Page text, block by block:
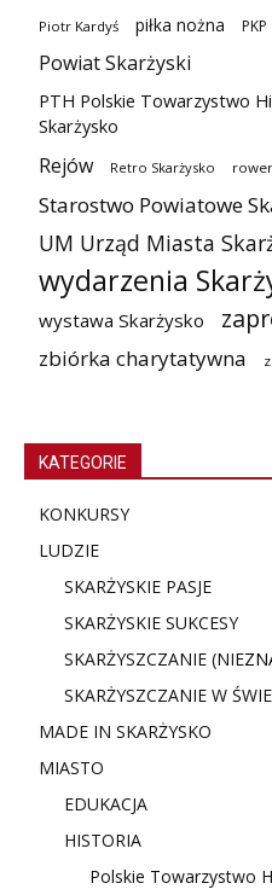
Piotr Kardyś piłka nożna PKP
Powiat Skarżyski
PTH Polskie Towarzystwo
Skarżysko
Rejów Retro Skarżysko
Starostwo Powiatowe
UM Urząd Miasta
wydarzenia
wystawa Skarżysko
zbiórka charytatywna
KATEGORIE
KONKURSY
LUDZIE
SKARŻYSKIE PASJE
SKARŻYSKIE SUKCESY
SKARŻYSZCZANIE (NIE
SKARŻYSZCZANIE W
MADE IN SKARŻYSKO
MIASTO
EDUKACJA
HISTORIA
Polskie Towarzystwo